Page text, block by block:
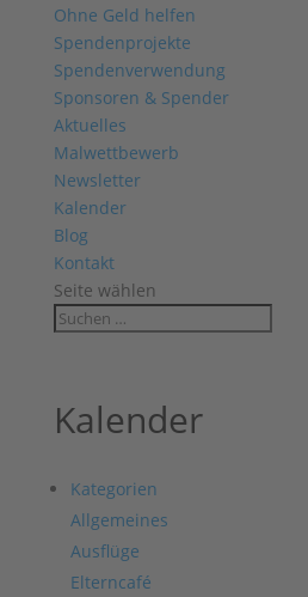
Ohne Geld helfen
Spendenprojekte
Spendenverwendung
Sponsoren & Spender
Aktuelles
Malwettbewerb
Newsletter
Kalender
Blog
Kontakt
Seite wählen
Kalender
Kategorien
Allgemeines
Ausflüge
Elterncafé